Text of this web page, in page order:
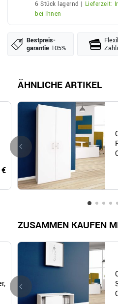
6 Stück lagernd | Lieferzeit:
bei Ihnen
Bestpreis­
garantie 105%
ÄHNLICHE ARTIKEL
ZUSAMMEN KAUFEN